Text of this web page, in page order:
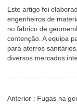
Este artigo foi
engenheiros de
no fabrico de
contenção. A equipa
para aterros
diversos mercados
Anterior : Fugas na